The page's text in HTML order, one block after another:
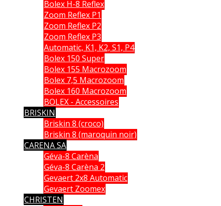
Bolex H-8 Reflex
Zoom Reflex P1
Zoom Reflex P2
Zoom Reflex P3
Automatic, K1, K2, S1, P4
Bolex 150 Super
Bolex 155 Macrozoom
Bolex 7,5 Macrozoom
Bolex 160 Macrozoom
BOLEX - Accessoires
BRISKIN
Briskin 8 (croco)
Briskin 8 (maroquin noir)
CARENA SA
Géva-8 Carèna
Géva-8 Carèna 2
Gevaert 2x8 Automatic
Gevaert Zoomex
CHRISTEN